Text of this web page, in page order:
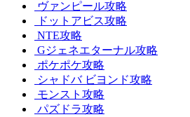
ヴァンピール攻略
ドットアビス攻略
NTE攻略
Gジェネエターナル攻略
ポケポケ攻略
シャドバ ビヨンド攻略
モンスト攻略
パズドラ攻略